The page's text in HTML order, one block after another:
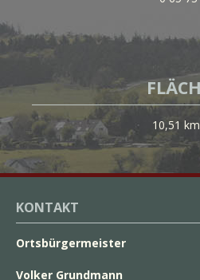
10,51 km
KONTAKT
Ortsbürgermeister
Volker Grundmann